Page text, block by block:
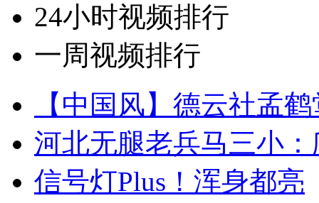
24小时视频排行
一周视频排行
【中国风】德云社孟
河北无腿老兵马三小
信号灯Plus！浑身都亮